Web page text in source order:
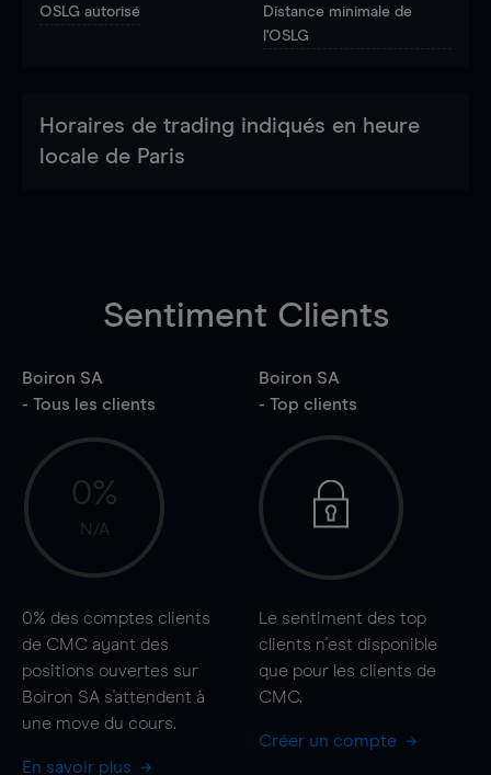
OSLG autorisé
Distance minimale de
l'OSLG
Horaires de trading indiqués en heure
locale de Paris
Sentiment Clients
Boiron SA
- Tous les clients
0%
N/A
0% des comptes clients
de CMC ayant des
positions ouvertes sur
Boiron SA s'attendent à
une move du cours.
En savoir plus
Boiron SA
- Top clients
Le sentiment des top
clients n'est disponible
que pour les clients de
CMC.
Créer un compte